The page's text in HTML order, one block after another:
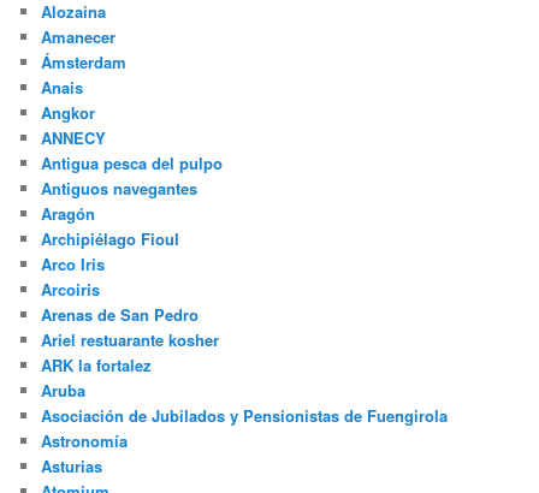
Alozaina
Amanecer
Ámsterdam
Anais
Angkor
ANNECY
Antigua pesca del pulpo
Antiguos navegantes
Aragón
Archipiélago Fioul
Arco Iris
Arcoiris
Arenas de San Pedro
Ariel restuarante kosher
ARK la fortalez
Aruba
Asociación de Jubilados y Pensionistas de Fuengirola
Astronomía
Asturias